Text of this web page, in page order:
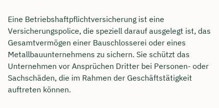
Eine Betriebshaftpflichtversicherung ist eine
Versicherungspolice, die speziell darauf ausgelegt ist, das
Gesamtvermögen einer Bauschlosserei oder eines
Metallbauunternehmens zu sichern. Sie schützt das
Unternehmen vor Ansprüchen Dritter bei Personen- oder
Sachschäden, die im Rahmen der Geschäftstätigkeit
auftreten können.